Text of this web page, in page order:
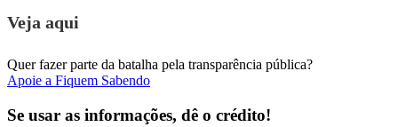
Veja aqui
Quer fazer parte da batalha pela transparência pública?
Apoie a Fiquem Sabendo
Se usar as informações, dê o crédito!